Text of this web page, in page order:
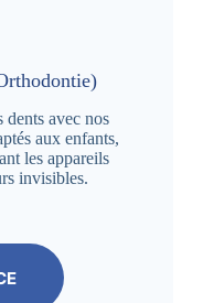
dents avec nos
aux enfants,
les appareils
invisibles.